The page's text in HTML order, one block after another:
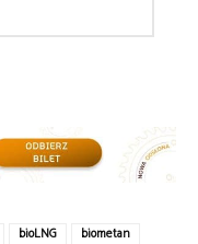
bioLNG
biometan